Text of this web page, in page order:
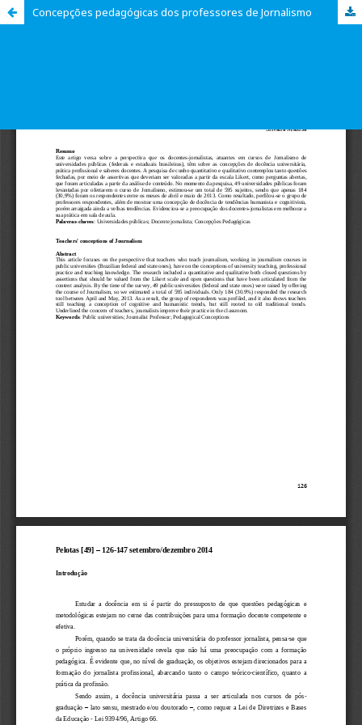
Concepções pedagógicas dos professores de Jornalismo